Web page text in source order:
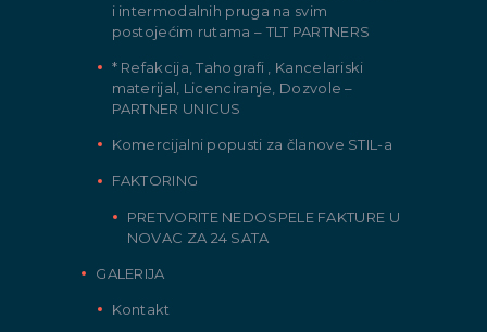
i intermodalnih pruga na svim
postojećim rutama – TLT PARTNERS
* Refakcija, Tahografi , Kancelariski
materijal, Licenciranje, Dozvole –
PARTNER UNICUS
Komercijalni popusti za članove STIL-a
FAKTORING
PRETVORITE NEDOSPELE FAKTURE U
NOVAC ZA 24 SATA
GALERIJA
Kontakt